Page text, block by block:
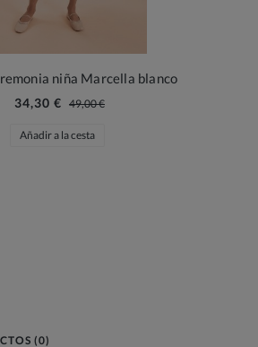
niña Marcella blanco
34,30 € 49,00 €
Añadir a la cesta
(0)